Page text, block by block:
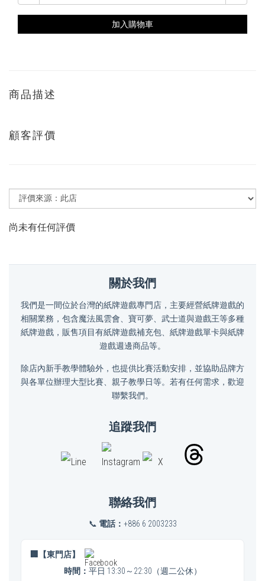
加入購物車
商品描述
顧客評價
尚未有任何評價
關於我們
我們是一間位於台灣的紙牌遊戲專門店，主要經營紙牌遊戲的
相關業務，包含魔法風雲會、寶可夢、武士道與遊戲王等多種
紙牌遊戲，販售項目有紙牌遊戲補充包、紙牌遊戲單卡與紙牌
遊戲週邊商品等。
除店內新手教學體驗外，也提供比賽活動安排，並協助品牌方
與各單位辦理大型比賽、親子教學日等。若有任何需求，歡迎
聯繫我們。
追蹤我們
聯絡我們
📞 電話： +886 6 2003233
🏢【東門店】
時間： 平日 13:30～22:30（週二公休）